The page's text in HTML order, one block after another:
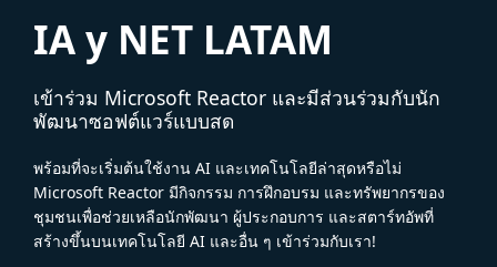
IA y NET LATAM
เข้าร่วม Microsoft Reactor และมีส่วนร่วมกับนัก
พัฒนาซอฟต์แวร์แบบสด
พร้อมที่จะเริ่มต้นใช้งาน AI และเทคโนโลยีล่าสุดหรือไม่
Microsoft Reactor มีกิจกรรม การฝึกอบรม และทรัพยากรของ
ชุมชนเพื่อช่วยเหลือนักพัฒนา ผู้ประกอบการ และสตาร์ทอัพที่
สร้างขึ้นบนเทคโนโลยี AI และอื่น ๆ เข้าร่วมกับเรา!